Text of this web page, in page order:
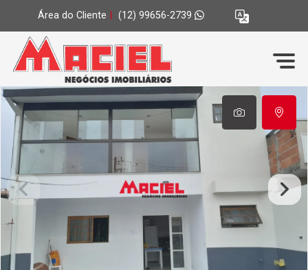
Área do Cliente (12) 99656-2739